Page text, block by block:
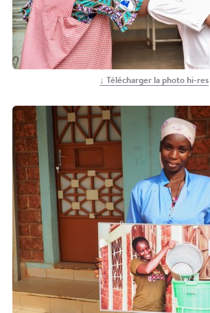
↓ Télécharger la photo hi-res